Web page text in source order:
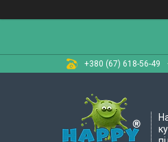
+380 (67) 618-56-49